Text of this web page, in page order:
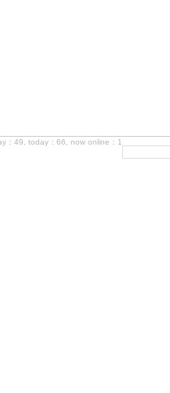
：49, today：66, now online：1